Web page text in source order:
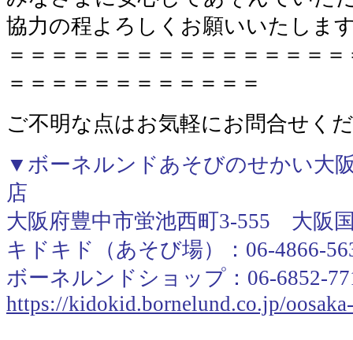
協力の程よろしくお願いいたしま
＝＝＝＝＝＝＝＝＝＝＝＝＝＝＝
＝＝＝＝＝＝＝＝＝＝＝＝
ご不明な点はお気軽にお問合せく
▼ボーネルンドあそびのせかい大
店
大阪府豊中市蛍池西町3-555 大阪
キドキド（あそび場）：06-4866-
ボーネルンドショップ：06-6852-
https://kidokid.bornelund.co.jp/